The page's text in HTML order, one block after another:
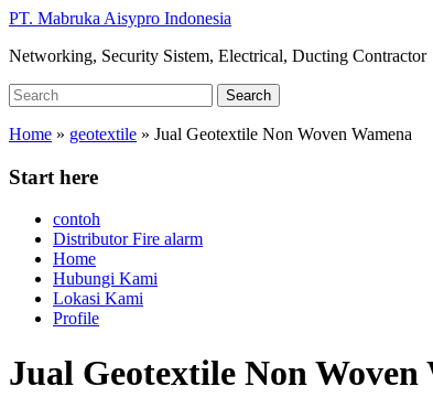
Skip
main
PT. Mabruka Aisypro Indonesia
Networking, Security Sistem, Electrical, Ducting Contractor
Search
for:
Search
Home » geotextile » Jual Geotextile Non Woven Wamena
Start here
contoh
Distributor Fire alarm
Home
Hubungi Kami
Lokasi Kami
Profile
Jual Geotextile Non Woven